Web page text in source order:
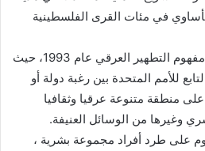
بشكل مأساوي في مئات القرى الفلسطينية
ناقشت الأمم المتحدة بجدية مفهوم التطهير العرقي عام 1993، حيث
للأمم المتحدة بين رغبة دولة أو
منطقة متنوعة عرقيا وثقافيا
وغيرها من الوسائل العنيفة.
على طرد أفراد مجموعة بشرية ،